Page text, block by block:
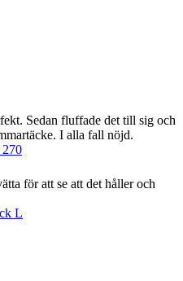
Sedan fluffade det till sig och
I alla fall nöjd.
för att se att det håller och
L